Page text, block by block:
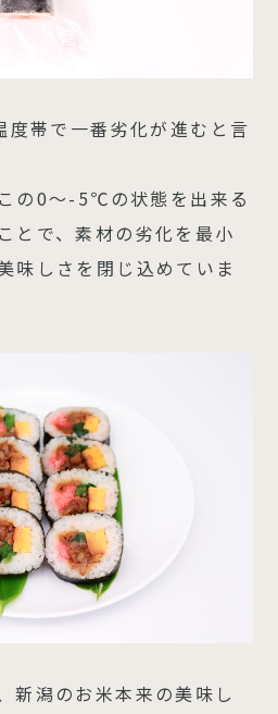
帯で一番劣化が進むと言
の0～-5℃の状態を出来る
とで、素材の劣化を最小
味しさを閉じ込めていま
新潟のお米本来の美味し